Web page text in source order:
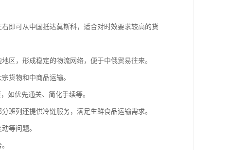
即可从中国抵达莫斯科，适合对时效要求较高的货
区，形成稳定的物流网络，便于中俄贸易往来。
货物和中商品运输。
如优先通关、简化手续等。
班列还提供冷链服务，满足生鲜食品运输需求。
等问题。